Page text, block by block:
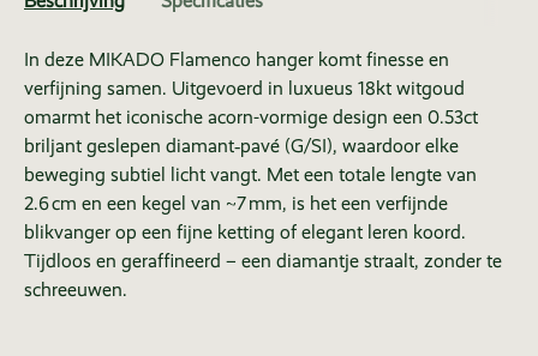
In deze MIKADO Flamenco hanger komt finesse en
verfijning samen. Uitgevoerd in luxueus 18kt witgoud
omarmt het iconische acorn-vormige design een 0.53ct
briljant geslepen diamant‑pavé (G/SI), waardoor elke
beweging subtiel licht vangt. Met een totale lengte van
2.6 cm en een kegel van ~7 mm, is het een verfijnde
blikvanger op een fijne ketting of elegant leren koord.
Tijdloos en geraffineerd – een diamantje straalt, zonder te
schreeuwen.